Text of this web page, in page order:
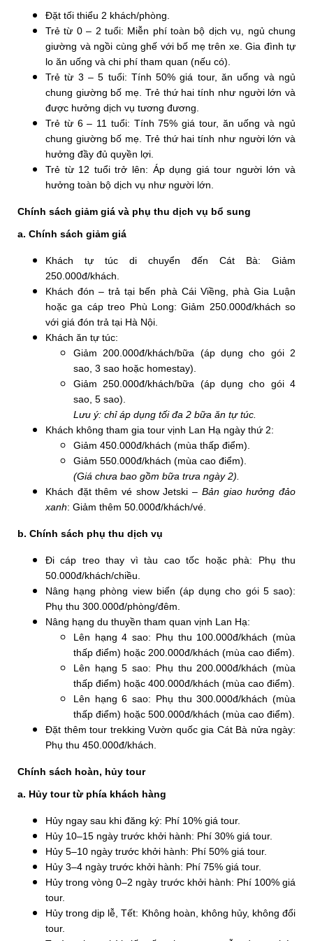
Đặt tối thiểu 2 khách/phòng.
Trẻ từ 0 – 2 tuổi: Miễn phí toàn bộ dịch vụ, ngủ chung
giường và ngồi cùng ghế với bố mẹ trên xe. Gia đình tự
lo ăn uống và chi phí tham quan (nếu có).
Trẻ từ 3 – 5 tuổi: Tính 50% giá tour, ăn uống và ngủ
chung giường bố mẹ. Trẻ thứ hai tính như người lớn và
được hưởng dịch vụ tương đương.
Trẻ từ 6 – 11 tuổi: Tính 75% giá tour, ăn uống và ngủ
chung giường bố mẹ. Trẻ thứ hai tính như người lớn và
hưởng đầy đủ quyền lợi.
Trẻ từ 12 tuổi trở lên: Áp dụng giá tour người lớn và
hưởng toàn bộ dịch vụ như người lớn.
Chính sách giảm giá và phụ thu dịch vụ bổ sung
a. Chính sách giảm giá
Khách tự túc di chuyển đến Cát Bà: Giảm
250.000đ/khách.
Khách đón – trả tại bến phà Cái Viềng, phà Gia Luận
hoặc ga cáp treo Phù Long: Giảm 250.000đ/khách so
với giá đón trả tại Hà Nội.
Khách ăn tự túc:
Giảm 200.000đ/khách/bữa (áp dụng cho gói 2
sao, 3 sao hoặc homestay).
Giảm 250.000đ/khách/bữa (áp dụng cho gói 4
sao, 5 sao).
Lưu ý: chỉ áp dụng tối đa 2 bữa ăn tự túc.
Khách không tham gia tour vịnh Lan Hạ ngày thứ 2:
Giảm 450.000đ/khách (mùa thấp điểm).
Giảm 550.000đ/khách (mùa cao điểm).
(Giá chưa bao gồm bữa trưa ngày 2).
Khách đặt thêm vé show Jetski – Bản giao hưởng đảo
xanh: Giảm thêm 50.000đ/khách/vé.
b. Chính sách phụ thu dịch vụ
Đi cáp treo thay vì tàu cao tốc hoặc phà: Phụ thu
50.000đ/khách/chiều.
Nâng hạng phòng view biển (áp dụng cho gói 5 sao):
Phụ thu 300.000đ/phòng/đêm.
Nâng hạng du thuyền tham quan vịnh Lan Hạ:
Lên hạng 4 sao: Phụ thu 100.000đ/khách (mùa
thấp điểm) hoặc 200.000đ/khách (mùa cao điểm).
Lên hạng 5 sao: Phụ thu 200.000đ/khách (mùa
thấp điểm) hoặc 400.000đ/khách (mùa cao điểm).
Lên hạng 6 sao: Phụ thu 300.000đ/khách (mùa
thấp điểm) hoặc 500.000đ/khách (mùa cao điểm).
Đặt thêm tour trekking Vườn quốc gia Cát Bà nửa ngày:
Phụ thu 450.000đ/khách.
Chính sách hoàn, hủy tour
a. Hủy tour từ phía khách hàng
Hủy ngay sau khi đăng ký: Phí 10% giá tour.
Hủy 10–15 ngày trước khởi hành: Phí 30% giá tour.
Hủy 5–10 ngày trước khởi hành: Phí 50% giá tour.
Hủy 3–4 ngày trước khởi hành: Phí 75% giá tour.
Hủy trong vòng 0–2 ngày trước khởi hành: Phí 100% giá
tour.
Hủy trong dịp lễ, Tết: Không hoàn, không hủy, không đổi
tour.